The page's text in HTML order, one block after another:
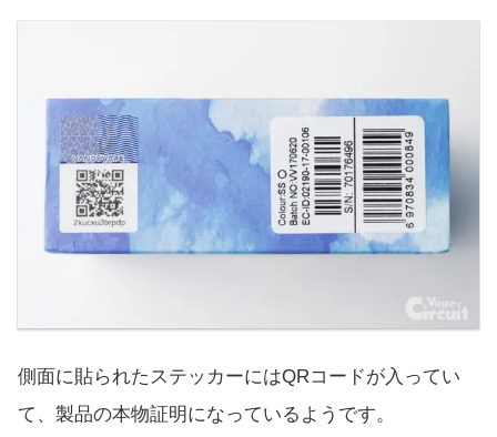
側面に貼られたステッカーにはQRコードが入ってい
て、製品の本物証明になっているようです。